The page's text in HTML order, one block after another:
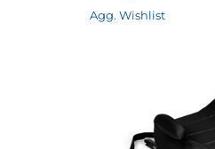
Agg. Wishlist